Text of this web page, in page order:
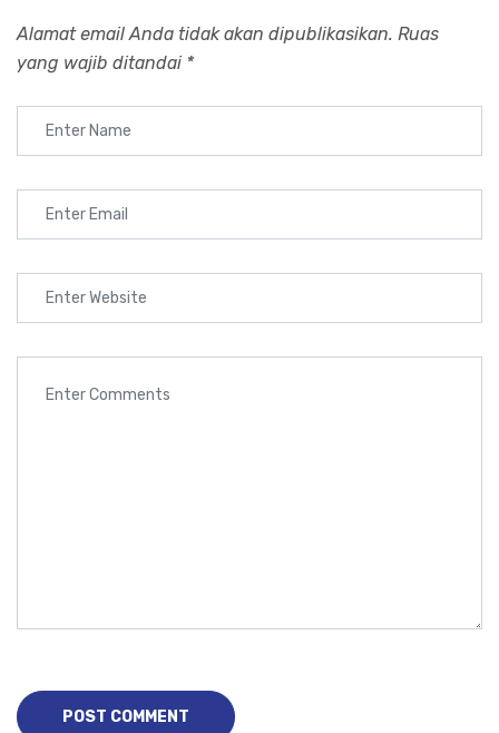
Alamat email Anda tidak akan dipublikasikan. Ruas
yang wajib ditandai *